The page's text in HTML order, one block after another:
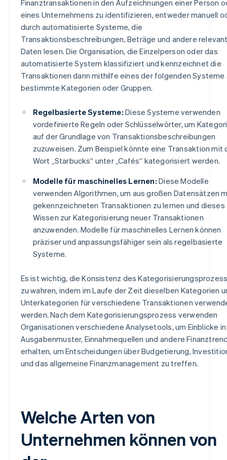
Finanztransaktionen in den Aufzeichnungen einer Person
eines Unternehmens zu identifizieren, entweder manuell
durch automatisierte Systeme, die
Transaktionsbeschreibungen, Beträge und andere
Daten lesen. Die Organisation, die Einzelperson oder das
automatisierte System klassifiziert und kennzeichnet die
Transaktionen dann mithilfe eines der folgenden Systeme
bestimmte Kategorien oder Gruppen.
Regelbasierte Systeme: Diese Systeme verwenden
vordefinierte Regeln oder Schlüsselwörter, um
auf der Grundlage von Transaktionsbeschreibungen
zuzuweisen. Zum Beispiel könnte eine Transaktion mit
Wort „Starbucks“ unter „Cafés“ kategorisiert werden.
Modelle für maschinelles Lernen: Diese Modelle
verwenden Algorithmen, um aus großen Datensätzen
gekennzeichneten Transaktionen zu lernen und dieses
Wissen zur Kategorisierung neuer Transaktionen
anzuwenden. Modelle für maschinelles Lernen können
präziser und anpassungsfähiger sein als regelbasierte
Systeme.
Es ist wichtig, die Konsistenz des
zu wahren, indem im Laufe der Zeit dieselben Kategorien
Unterkategorien für verschiedene Transaktionen
werden. Nach dem Kategorisierungsprozess verwenden
Organisationen verschiedene Analysetools, um Einblicke in
Ausgabenmuster, Einnahmequellen und andere
erhalten, um Entscheidungen über Budgetierung,
und das allgemeine Finanzmanagement zu treffen.
Welche Arten von
Unternehmen können von